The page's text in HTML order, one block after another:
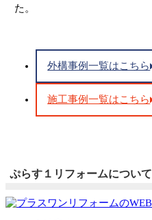
た。
外構事例一覧はこちら
施工事例一覧はこちら
ぷらす１リフォームについて